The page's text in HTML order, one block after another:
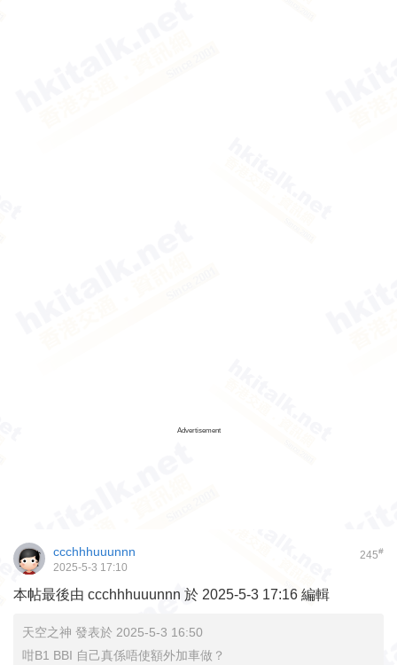
Advertisement
245#
ccchhhuuunnn
2025-5-3 17:10
本帖最後由 ccchhhuuunnn 於 2025-5-3 17:16 編輯
天空之神 發表於 2025-5-3 16:50
咁B1 BBI 自己真係唔使額外加車做？